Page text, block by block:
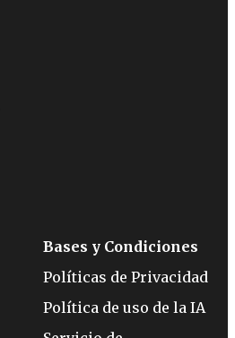
Bases y Condiciones
Políticas de Privacidad
Política de uso de la IA